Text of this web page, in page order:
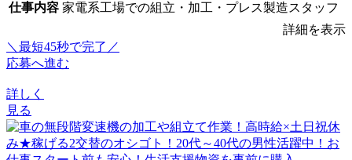
仕事内容 家電系工場での組立・加工・プレス製造スタッフ
詳細を表示
＼最短45秒で完了／
応募へ進む
詳しく
見る